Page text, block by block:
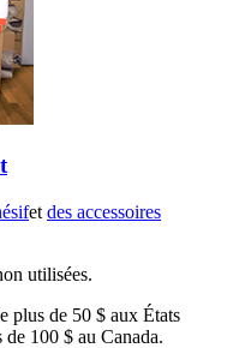
et des accessoires
utilisées.
plus de 50 $ aux États
100 $ au Canada.